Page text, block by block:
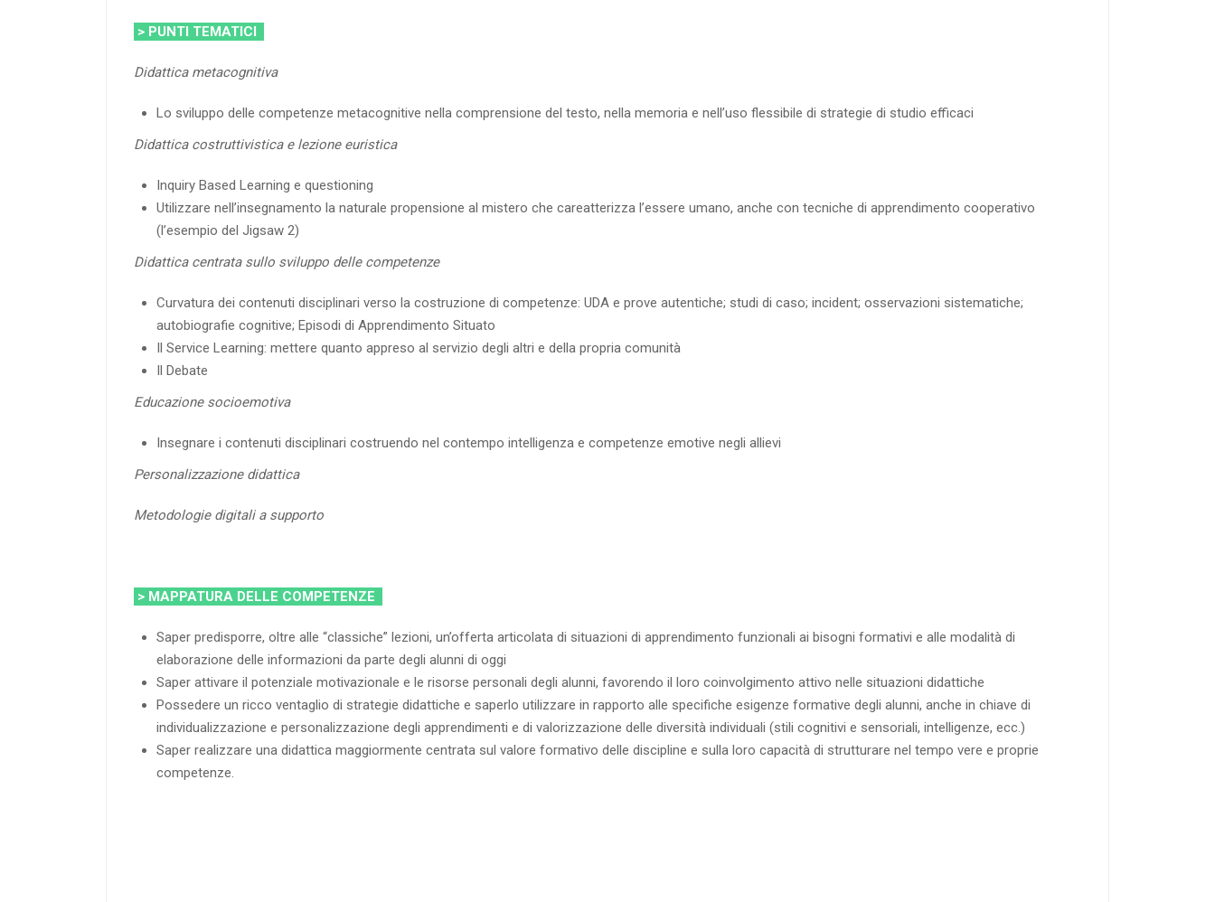
> PUNTI TEMATICI
Didattica metacognitiva
Lo sviluppo delle competenze metacognitive nella comprensione del testo, nella memoria e nell’uso flessibile di strategie di studio efficaci
Didattica costruttivistica e lezione euristica
Inquiry Based Learning e questioning
Utilizzare nell’insegnamento la naturale propensione al mistero che careatterizza l’essere umano, anche con tecniche di apprendimento cooperativo
(l’esempio del Jigsaw 2)
Didattica centrata sullo sviluppo delle competenze
Curvatura dei contenuti disciplinari verso la costruzione di competenze: UDA e prove autentiche; studi di caso; incident; osservazioni sistematiche;
autobiografie cognitive; Episodi di Apprendimento Situato
Il Service Learning: mettere quanto appreso al servizio degli altri e della propria comunità
Il Debate
Educazione socioemotiva
Insegnare i contenuti disciplinari costruendo nel contempo intelligenza e competenze emotive negli allievi
Personalizzazione didattica
Metodologie digitali a supporto
> MAPPATURA DELLE COMPETENZE
Saper predisporre, oltre alle “classiche” lezioni, un’offerta articolata di situazioni di apprendimento funzionali ai bisogni formativi e alle modalità di
elaborazione delle informazioni da parte degli alunni di oggi
Saper attivare il potenziale motivazionale e le risorse personali degli alunni, favorendo il loro coinvolgimento attivo nelle situazioni didattiche
Possedere un ricco ventaglio di strategie didattiche e saperlo utilizzare in rapporto alle specifiche esigenze formative degli alunni, anche in chiave di
individualizzazione e personalizzazione degli apprendimenti e di valorizzazione delle diversità individuali (stili cognitivi e sensoriali, intelligenze, ecc.)
Saper realizzare una didattica maggiormente centrata sul valore formativo delle discipline e sulla loro capacità di strutturare nel tempo vere e proprie
competenze.